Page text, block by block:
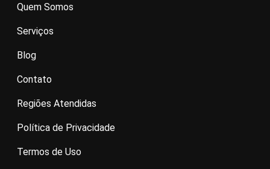
Quem Somos
Serviços
Blog
Contato
Regiões Atendidas
Política de Privacidade
Termos de Uso